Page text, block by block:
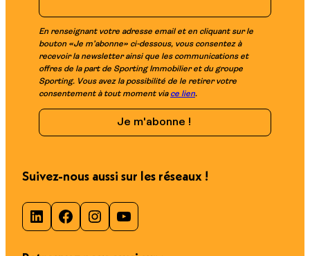
En renseignant votre adresse email et en cliquant sur le
bouton «Je m’abonne» ci-dessous, vous consentez à
recevoir la newsletter ainsi que les communications et
offres de la part de Sporting Immobilier et du groupe
Sporting. Vous avez la possibilité de le retirer votre
consentement à tout moment via ce lien.
Suivez-nous aussi sur les réseaux !
LinkedIn Facebook Instagram YouTube